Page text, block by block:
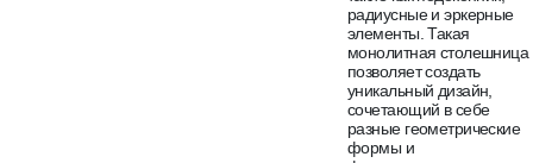
радиусные и эркерные
элементы. Такая
монолитная столешница
позволяет создать
уникальный дизайн,
сочетающий в себе
разные геометрические
формы и